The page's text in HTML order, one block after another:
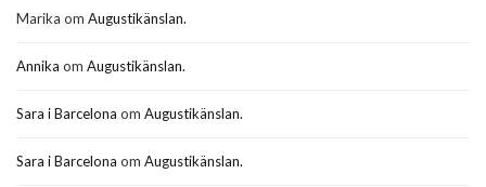
Marika om Augustikänslan.
Annika om Augustikänslan.
Sara i Barcelona om Augustikänslan.
Sara i Barcelona om Augustikänslan.